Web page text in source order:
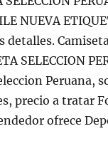
NUEVA
detalles.
SELECCION
Peruana,
precio a tratar
ofrece